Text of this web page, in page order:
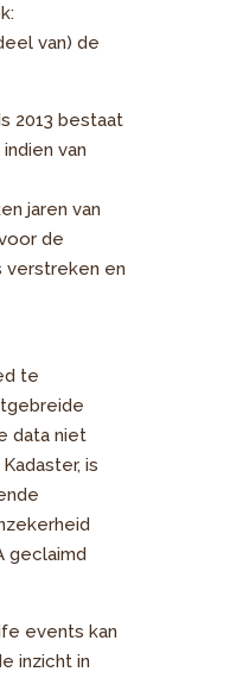
van) de
2013 bestaat
van
jaren van
de
verstreken en
te
data niet
is
geclaimd
events kan
inzicht in